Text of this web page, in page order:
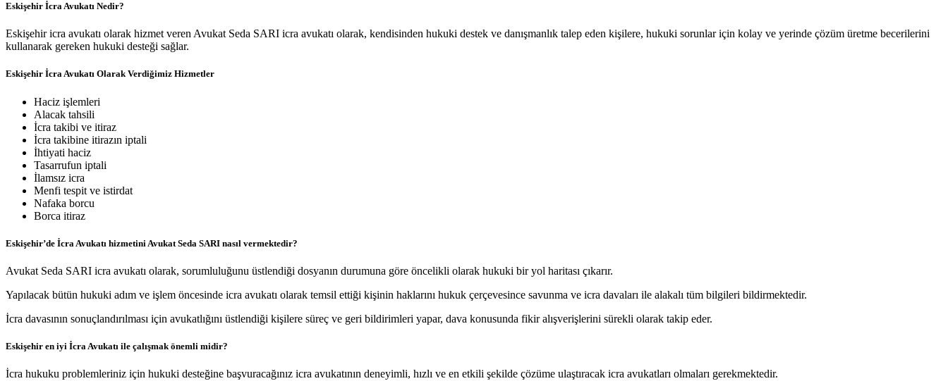
Eskişehir İcra Avukatı Nedir?
Eskişehir icra avukatı olarak hizmet veren Avukat Seda SARI icra avukatı olarak, kendisinden hukuki destek ve danışmanlık talep eden kişilere, hukuki sorunlar için kolay ve yerinde çözüm üretme becerilerini
kullanarak gereken hukuki desteği sağlar.
Eskişehir İcra Avukatı Olarak Verdiğimiz Hizmetler
Haciz işlemleri
Alacak tahsili
İcra takibi ve itiraz
İcra takibine itirazın iptali
İhtiyati haciz
Tasarrufun iptali
İlamsız icra
Menfi tespit ve istirdat
Nafaka borcu
Borca itiraz
Eskişehir’de İcra Avukatı hizmetini Avukat Seda SARI nasıl vermektedir?
Avukat Seda SARI icra avukatı olarak, sorumluluğunu üstlendiği dosyanın durumuna göre öncelikli olarak hukuki bir yol haritası çıkarır.
Yapılacak bütün hukuki adım ve işlem öncesinde icra avukatı olarak temsil ettiği kişinin haklarını hukuk çerçevesince savunma ve icra davaları ile alakalı tüm bilgileri bildirmektedir.
İcra davasının sonuçlandırılması için avukatlığını üstlendiği kişilere süreç ve geri bildirimleri yapar, dava konusunda fikir alışverişlerini sürekli olarak takip eder.
Eskişehir en iyi İcra Avukatı ile çalışmak önemli midir?
İcra hukuku problemleriniz için hukuki desteğine başvuracağınız icra avukatının deneyimli, hızlı ve en etkili şekilde çözüme ulaştıracak icra avukatları olmaları gerekmektedir.